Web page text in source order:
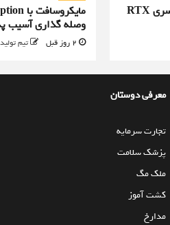
ایسوس قیمت کارت‌های گرافیک سری RTX
وصله گذاری آسیب
تیم
معرفی دوستان
تجارت سرمایه
پزشک سلامت
ملک مگ
کشت آموز
مدارخ